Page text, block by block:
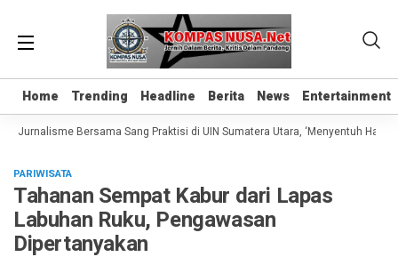
Home Trending Headline Berita News Entertainment
Home Trending Headline Berita News Entertainment
Jurnalisme Bersama Sang Praktisi di UIN Sumatera Utara, ‘Menyentuh Hati
PARIWISATA
Tahanan Sempat Kabur dari Lapas
Labuhan Ruku, Pengawasan
Dipertanyakan